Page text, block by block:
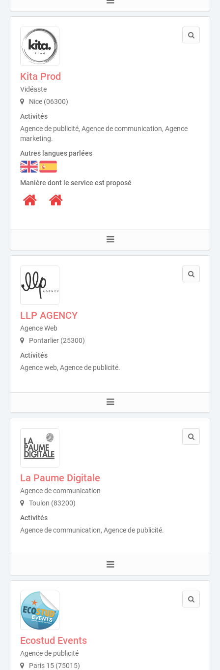
Kita Prod
Vidéaste
Nice (06300)
Activités
Agence de publicité, Agence de communication, Agence
marketing.
Autres langues parlées
Manière dont le service est proposé
LLP AGENCY
Agence Web
Pontarlier (25300)
Activités
Agence web, Agence de publicité.
La Paume Digitale
Agence de communication
Toulon (83200)
Activités
Agence de communication, Agence de publicité.
Ecostud Events
Agence de publicité
Paris 15 (75015)